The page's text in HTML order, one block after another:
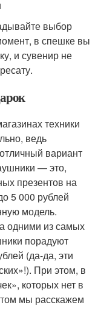
выбор
в спешке вы
и сувенир не
техники
ведь
вариант
— это,
презентов на
5 000 рублей
модель.
одними из самых
порадуют
(да-да, эти
При этом, в
которых нет в
мы расскажем